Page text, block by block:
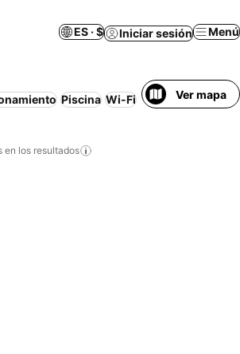
ES · $ Iniciar sesión Menú
Piscina Wi-Fi Cancelación
Ver mapa
en los resultados